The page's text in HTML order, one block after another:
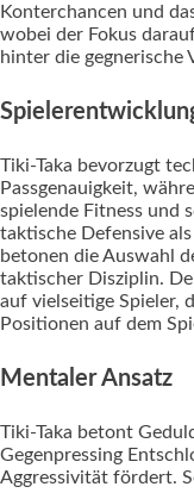
Konterchancen und
wobei der Fokus
hinter die gegnerische
Tiki-Taka bevorzugt
Passgenauigkeit,
spielende Fitness und
taktische Defensive
betonen die Auswahl
taktischer Disziplin.
auf vielseitige Spieler,
Positionen auf dem
Mentaler Ansatz
Tiki-Taka betont
Gegenpressing
Aggressivität fördert.